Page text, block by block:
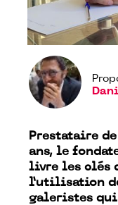
Prestataire
ans, le
livre les clés
l’utilisation
galeristes qui